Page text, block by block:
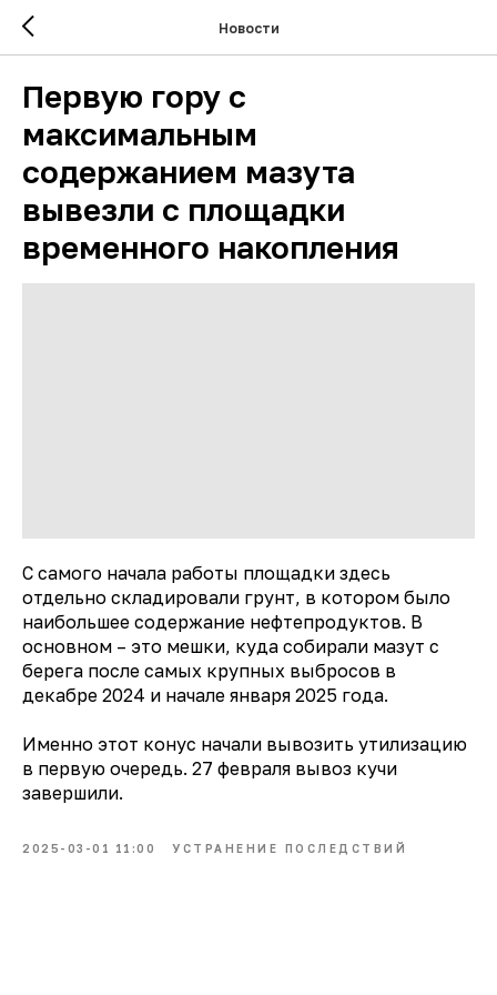
Новости
Первую гору с
максимальным
содержанием мазута
вывезли с площадки
временного накопления
С самого начала работы площадки здесь
отдельно складировали грунт, в котором было
наибольшее содержание нефтепродуктов. В
основном – это мешки, куда собирали мазут с
берега после самых крупных выбросов в
декабре 2024 и начале января 2025 года.
Именно этот конус начали вывозить утилизацию
в первую очередь. 27 февраля вывоз кучи
завершили.
2025-03-01 11:00 УСТРАНЕНИЕ ПОСЛЕДСТВИЙ